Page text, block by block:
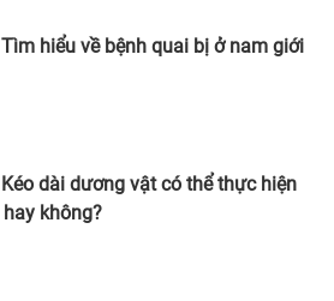
Tìm hiểu về bệnh quai bị ở nam giới
Kéo dài dương vật có thể thực hiện
hay không?